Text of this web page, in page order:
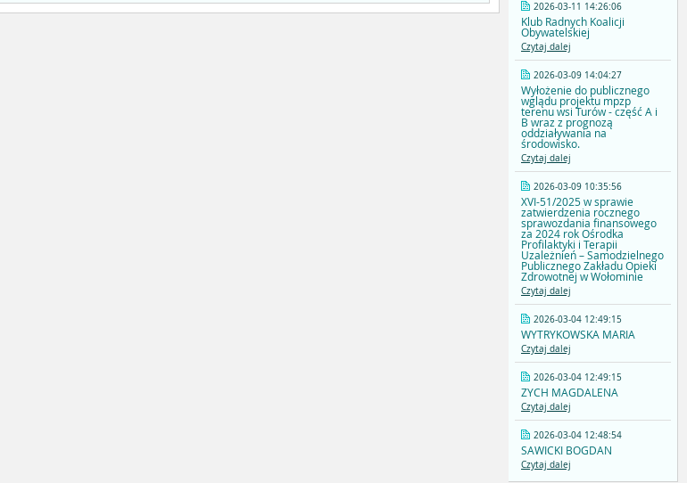
2026-03-11 14:26:06
Klub Radnych Koalicji
Obywatelskiej
Czytaj dalej
2026-03-09 14:04:27
Wyłożenie do publicznego
wglądu projektu mpzp
terenu wsi Turów - część A i
B wraz z prognozą
oddziaływania na
środowisko.
Czytaj dalej
2026-03-09 10:35:56
XVI-51/2025 w sprawie
zatwierdzenia rocznego
sprawozdania finansowego
za 2024 rok Ośrodka
Profilaktyki i Terapii
Uzależnień – Samodzielnego
Publicznego Zakładu Opieki
Zdrowotnej w Wołominie
Czytaj dalej
2026-03-04 12:49:15
WYTRYKOWSKA MARIA
Czytaj dalej
2026-03-04 12:49:15
ZYCH MAGDALENA
Czytaj dalej
2026-03-04 12:48:54
SAWICKI BOGDAN
Czytaj dalej